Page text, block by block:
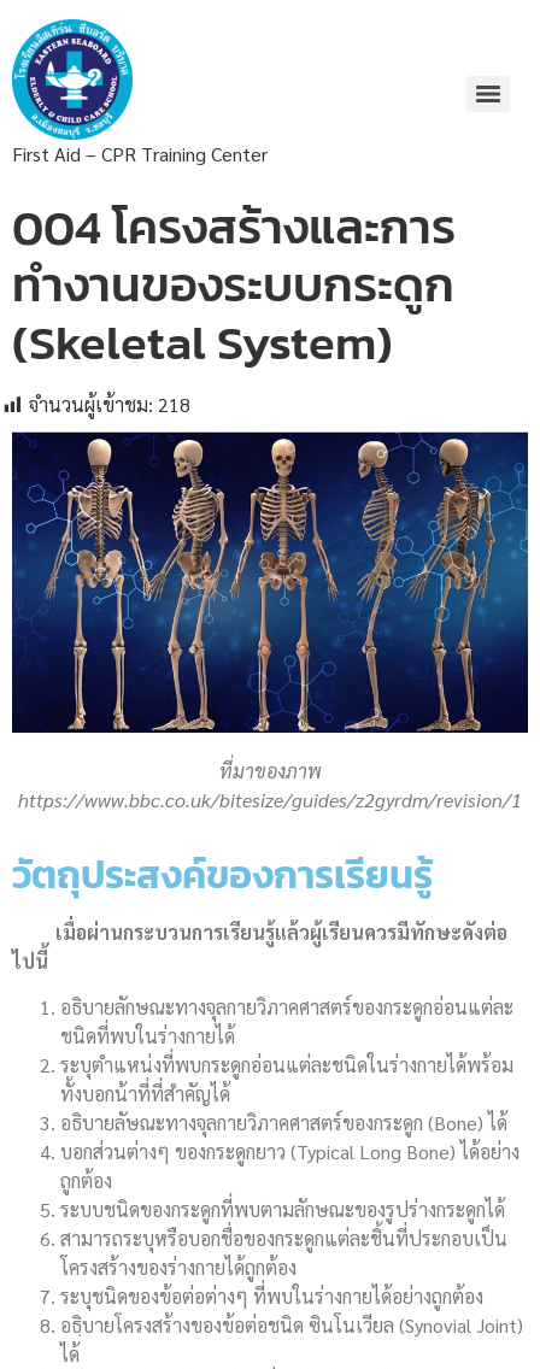
First Aid – CPR Training Center
004 โครงสร้างและการ
ทำงานของระบบกระดูก
(Skeletal System)
จำนวนผู้เข้าชม: 218
ที่มาของภาพ
https://www.bbc.co.uk/bitesize/guides/z2gyrdm/revision/1
วัตถุประสงค์ของการเรียนรู้
เมื่อผ่านกระบวนการเรียนรู้แล้วผู้เรียนควรมีทักษะดังต่อ
ไปนี้
อธิบายลักษณะทางจุลกายวิภาคศาสตร์ของกระดูกอ่อนแต่ละ
ชนิดที่พบในร่างกายได้
ระบุตำแหน่งที่พบกระดูกอ่อนแต่ละชนิดในร่างกายได้พร้อม
ทั้งบอกน้าที่ที่สำคัญได้
อธิบายลัษณะทางจุลกายวิภาคศาสตร์ของกระดูก (Bone) ได้
บอกส่วนต่างๆ ของกระดูกยาว (Typical Long Bone) ได้อย่าง
ถูกต้อง
ระบบชนิดของกระดูกที่พบตามลักษณะของรูปร่างกระดูกได้
สามารถระบุหรือบอกชื่อของกระดูกแต่ละชิ้นที่ประกอบเป็น
โครงสร้างของร่างกายได้ถูกต้อง
ระบุชนิดของข้อต่อต่างๆ ที่พบในร่างกายได้อย่างถูกต้อง
อธฺิบายโครงสร้างของข้อต่อชนิด ซินโนเวียล (Synovial Joint)
ได้